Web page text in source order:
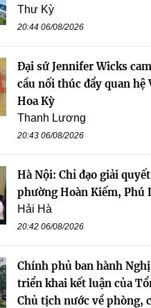
Thư Kỳ
20:44 06/08/2026
Đại sứ Jennifer Wicks
cầu nối thúc đẩy quan hệ
Hoa Kỳ
Thanh Lương
20:43 06/08/2026
Hà Nội: Chỉ đạo giải
phường Hoàn Kiếm, Phú
Hải Hà
20:42 06/08/2026
Chính phủ ban hành
triển khai kết luận của
Chủ tịch nước về phòng,